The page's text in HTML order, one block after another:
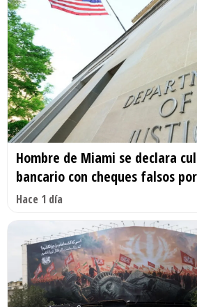
Hombre de Miami se declara
bancario con cheques falsos
Hace 1 día